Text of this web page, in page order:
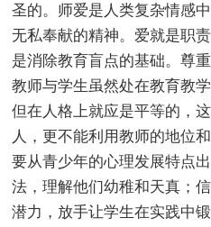
圣的。师爱是人类复杂情感
无私奉献的精神。爱就是职
是消除教育盲点的基础。尊
教师与学生虽然处在教育教
但在人格上就应是平等的，
人，更不能利用教师的地位
要从青少年的心理发展特点
法，理解他们幼稚和天真；
潜力，放手让学生在实践中